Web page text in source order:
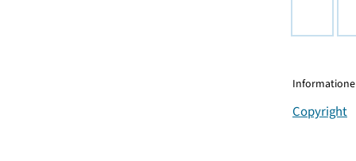
Copyright